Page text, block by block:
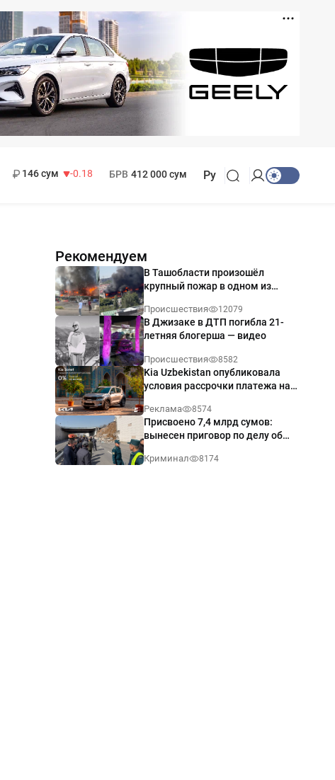
146 сум
-0.18
БРВ 412 000 сум Ру
Рекомендуем
В Ташобласти произошёл
крупный пожар в одном из
Происшествия 12079
В Джизаке в ДТП погибла 21-
летняя блогерша — видео
Происшествия 8582
Kia Uzbekistan опубликовала
условия рассрочки платежа на
годовых
Реклама 8574
Присвоено 7,4 млрд сумов:
вынесен приговор по делу об
Ташкенте
Криминал 8174